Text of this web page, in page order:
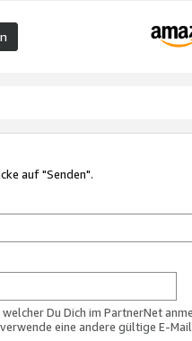
auf "Senden".
Du Dich im PartnerNet
eine andere gültige E-